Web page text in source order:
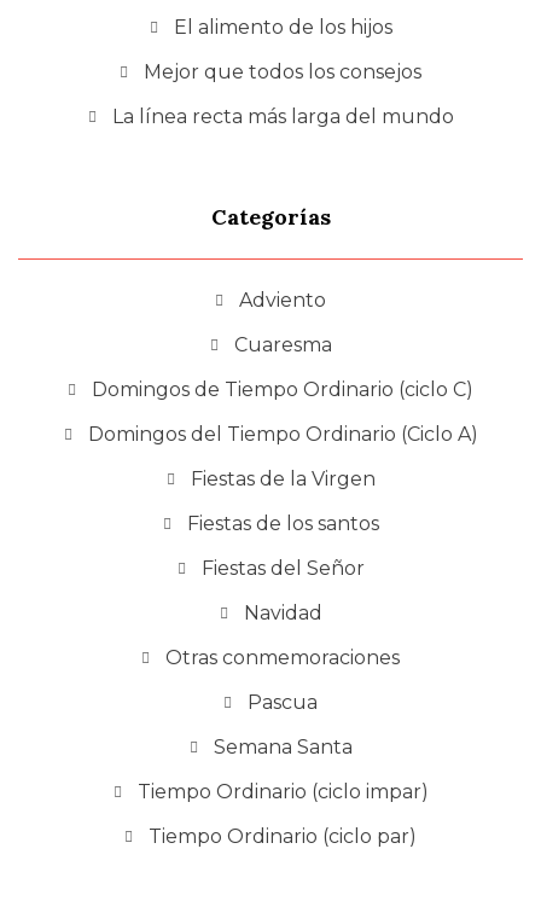
El alimento de los hijos
Mejor que todos los consejos
La línea recta más larga del mundo
Categorías
Adviento
Cuaresma
Domingos de Tiempo Ordinario (ciclo C)
Domingos del Tiempo Ordinario (Ciclo A)
Fiestas de la Virgen
Fiestas de los santos
Fiestas del Señor
Navidad
Otras conmemoraciones
Pascua
Semana Santa
Tiempo Ordinario (ciclo impar)
Tiempo Ordinario (ciclo par)